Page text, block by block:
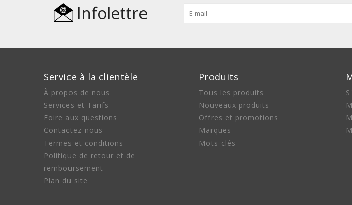
Infolettre
Service à la clientèle
À propos de nous
Services et Tarifs
Foire aux questions
Contactez-nous
Termes et conditions
Politique de retour et de
remboursement
Plan du site
Produits
Tous les produits
Nouveaux produits
Offres et promotions
Marques
Mots-clés